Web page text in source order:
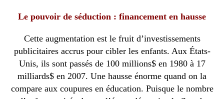
Le pouvoir de séduction : financement en hausse
Cette augmentation est le fruit d’investissements
publicitaires accrus pour cibler les enfants. Aux États-
Unis, ils sont passés de 100 millions$ en 1980 à 17
milliards$ en 2007. Une hausse énorme quand on la
compare aux coupures en éducation. Puisque le nombre